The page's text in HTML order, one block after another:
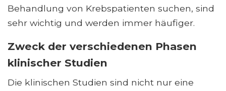
Behandlung von Krebspatienten suchen, sind
sehr wichtig und werden immer häufiger.
Zweck der verschiedenen Phasen
klinischer Studien
Die klinischen Studien sind nicht nur eine